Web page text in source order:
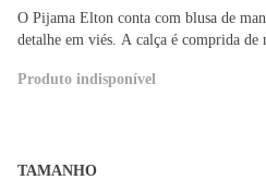
O Pijama Elton conta com blusa de
detalhe em viés. A calça é comprida de
Produto indisponível
TAMANHO